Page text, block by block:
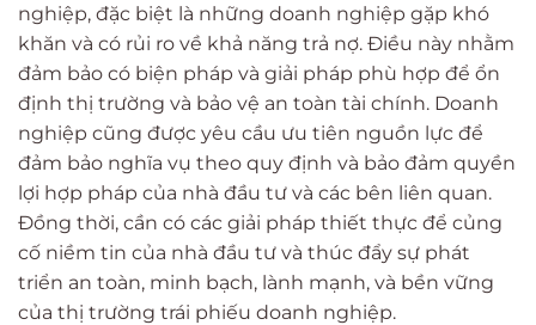
nghiệp, đặc biệt là những doanh nghiệp gặp khó
khăn và có rủi ro về khả năng trả nợ. Điều này nhằm
đảm bảo có biện pháp và giải pháp phù hợp để ổn
định thị trường và bảo vệ an toàn tài chính. Doanh
nghiệp cũng được yêu cầu ưu tiên nguồn lực để
đảm bảo nghĩa vụ theo quy định và bảo đảm quyền
lợi hợp pháp của nhà đầu tư và các bên liên quan.
Đồng thời, cần có các giải pháp thiết thực để củng
cố niềm tin của nhà đầu tư và thúc đẩy sự phát
triển an toàn, minh bạch, lành mạnh, và bền vững
của thị trường trái phiếu doanh nghiệp.